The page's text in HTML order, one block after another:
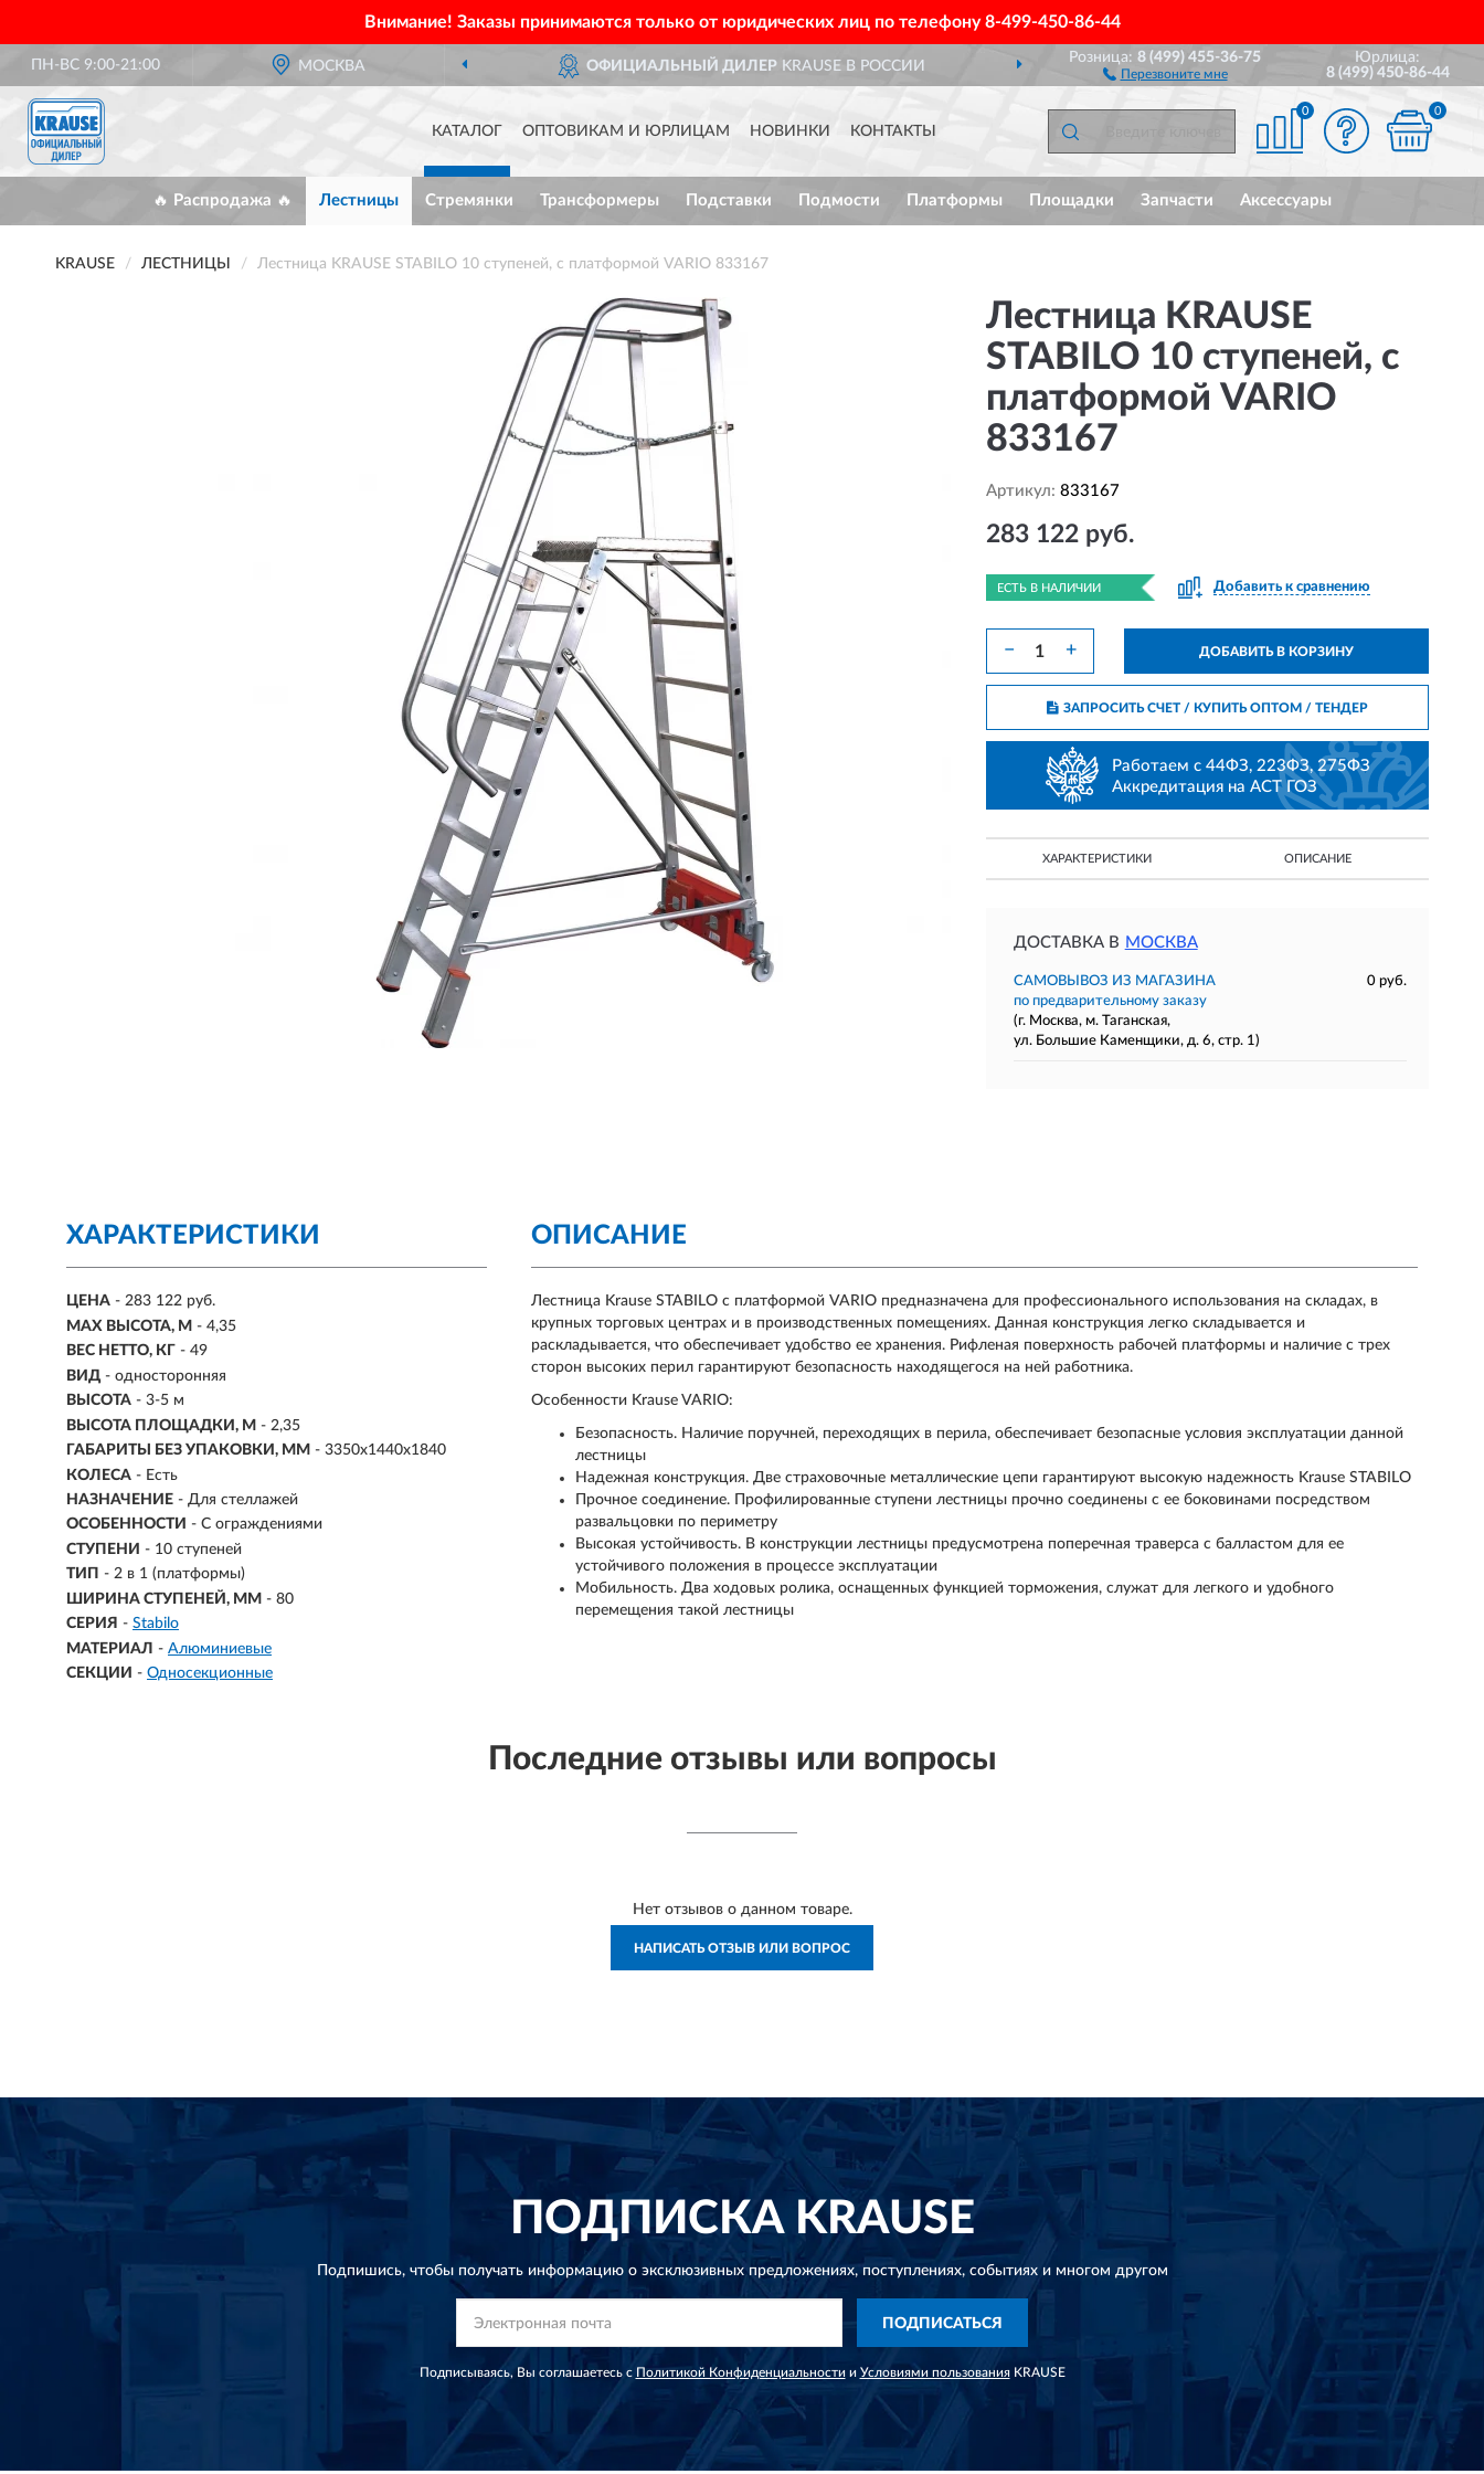
Внимание! Заказы принимаются только от юридических лиц по телефону8-499-450-86-44
ПН-ВС 9:00-21:00 МОСКВА ОФИЦИАЛЬНЫЙ ДИЛЕР KRAUSE В РОССИИ ДОСТАВИМ ПО ВСЕЙ РОССИИ
Розница:8 (499) 455-36-75
Перезвоните мне
Юрлица:
8 (499) 450-86-44
КАТАЛОГ ОПТОВИКАМ И ЮРЛИЦАМ НОВИНКИ КОНТАКТЫ
0 0
🔥 Распродажа 🔥 Лестницы Стремянки Трансформеры Подставки Подмости Платформы Площадки Запчасти Аксессуары
KRAUSE ЛЕСТНИЦЫ Лестница KRAUSE STABILO 10 ступеней, с платформой VARIO 833167
Лестница KRAUSE
STABILO 10 ступеней, с
платформой VARIO
833167
Артикул: 833167
283 122 руб.
ЕСТЬ В НАЛИЧИИ Добавить к сравнению
− + ДОБАВИТЬ В КОРЗИНУ
ЗАПРОСИТЬ СЧЕТ / КУПИТЬ ОПТОМ/ ТЕНДЕР
Работаем с 44ФЗ, 223ФЗ, 275ФЗ
Аккредитация на АСТ ГОЗ
ХАРАКТЕРИСТИКИ ОПИСАНИЕ
ДОСТАВКА В МОСКВА
САМОВЫВОЗ ИЗ МАГАЗИНА
0 руб.
по предварительному заказу
(г. Москва, м. Таганская,
ул. Большие Каменщики, д. 6, стр. 1)
ХАРАКТЕРИСТИКИ
ЦЕНА - 283 122 руб.
MAX ВЫСОТА, М - 4,35
ВЕС НЕТТО, КГ - 49
ВИД - односторонняя
ВЫСОТА - 3-5 м
ВЫСОТА ПЛОЩАДКИ, М - 2,35
ГАБАРИТЫ БЕЗ УПАКОВКИ, ММ - 3350х1440х1840
КОЛЕСА - Есть
НАЗНАЧЕНИЕ - Для стеллажей
ОСОБЕННОСТИ - С ограждениями
СТУПЕНИ - 10 ступеней
ТИП - 2 в 1 (платформы)
ШИРИНА СТУПЕНЕЙ, ММ - 80
СЕРИЯ - Stabilo
МАТЕРИАЛ - Алюминиевые
СЕКЦИИ - Односекционные
ОПИСАНИЕ
Лестница Krause STABILO с платформой VARIO предназначена для профессионального использования на складах, в
крупных торговых центрах и в производственных помещениях. Данная конструкция легко складывается и
раскладывается, что обеспечивает удобство ее хранения. Рифленая поверхность рабочей платформы и наличие с трех
сторон высоких перил гарантируют безопасность находящегося на ней работника.
Особенности Krause VARIO:
Безопасность. Наличие поручней, переходящих в перила, обеспечивает безопасные условия эксплуатации данной
лестницы
Надежная конструкция. Две страховочные металлические цепи гарантируют высокую надежность Krause STABILO
Прочное соединение. Профилированные ступени лестницы прочно соединены с ее боковинами посредством
развальцовки по периметру
Высокая устойчивость. В конструкции лестницы предусмотрена поперечная траверса с балластом для ее
устойчивого положения в процессе эксплуатации
Мобильность. Два ходовых ролика, оснащенных функцией торможения, служат для легкого и удобного
перемещения такой лестницы
Последние отзывы или вопросы
Нет отзывов о данном товаре.
НАПИСАТЬ ОТЗЫВ ИЛИ ВОПРОС
ПОДПИСКАKRAUSE
Подпишись, чтобы получать информацию о эксклюзивных предложениях,поступлениях, событиях и многом другом
ПОДПИСАТЬСЯ
Подписываясь, Вы соглашаетесь с Политикой Конфиденциальности и Условиями пользованияKRAUSE